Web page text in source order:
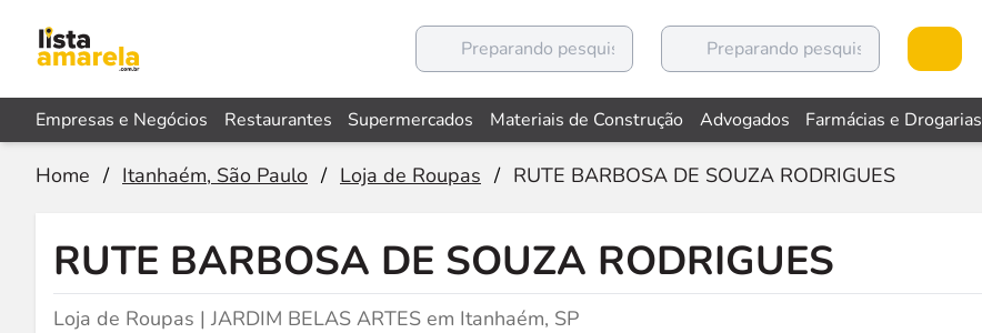
Empresas e Negócios Restaurantes Supermercados Materiais de Construção Advogados Farmácias e Drogarias
Home / Itanhaém, São Paulo / Loja de Roupas / RUTE BARBOSA DE SOUZA RODRIGUES
RUTE BARBOSA DE SOUZA RODRIGUES
Loja de Roupas | JARDIM BELAS ARTES em Itanhaém, SP